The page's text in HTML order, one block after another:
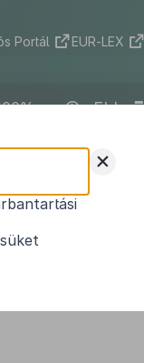
Portál EUR-LEX
ELI
+